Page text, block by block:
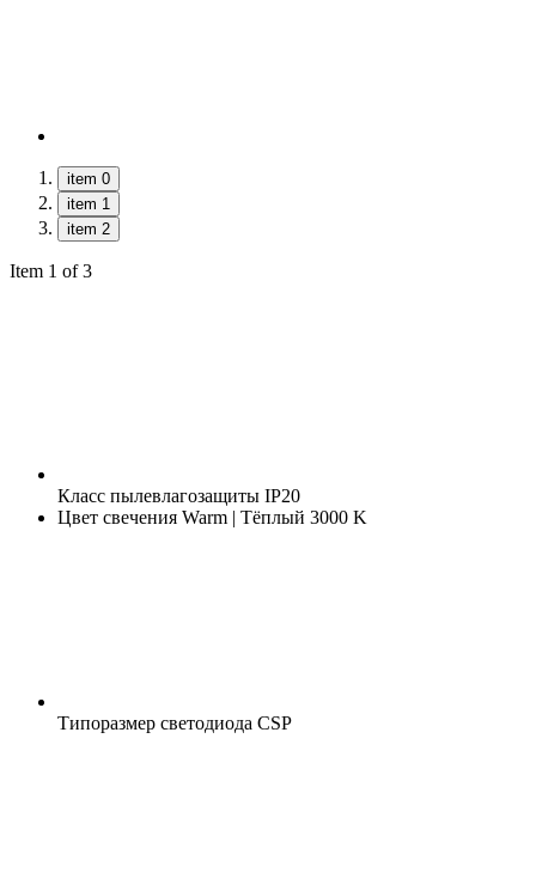
item 0
item 1
item 2
Item 1 of 3
Класс пылевлагозащиты IP20
Цвет свечения Warm | Тёплый 3000 K
Типоразмер светодиода CSP